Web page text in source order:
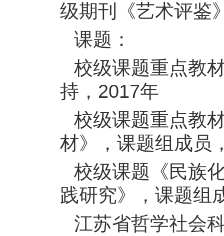
级期刊《艺术评鉴
课题：
校级课题重点教
持，2017年
校级课题重点教
材》，课题组成员
校级课题《民族
践研究》，课题组
江苏省哲学社会